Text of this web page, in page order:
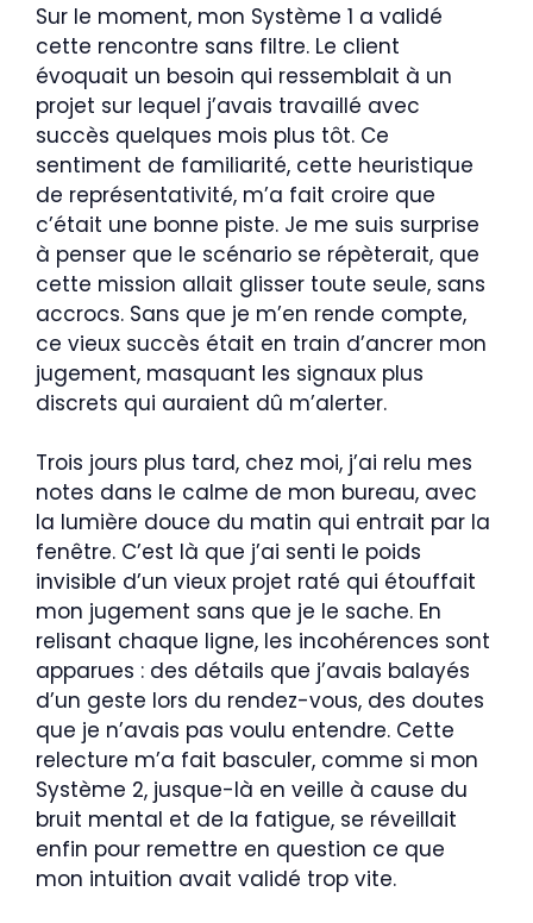
Sur le moment, mon Système 1 a validé
cette rencontre sans filtre. Le client
évoquait un besoin qui ressemblait à un
projet sur lequel j’avais travaillé avec
succès quelques mois plus tôt. Ce
sentiment de familiarité, cette heuristique
de représentativité, m’a fait croire que
c’était une bonne piste. Je me suis surprise
à penser que le scénario se répèterait, que
cette mission allait glisser toute seule, sans
accrocs. Sans que je m’en rende compte,
ce vieux succès était en train d’ancrer mon
jugement, masquant les signaux plus
discrets qui auraient dû m’alerter.
Trois jours plus tard, chez moi, j’ai relu mes
notes dans le calme de mon bureau, avec
la lumière douce du matin qui entrait par la
fenêtre. C’est là que j’ai senti le poids
invisible d’un vieux projet raté qui étouffait
mon jugement sans que je le sache. En
relisant chaque ligne, les incohérences sont
apparues : des détails que j’avais balayés
d’un geste lors du rendez-vous, des doutes
que je n’avais pas voulu entendre. Cette
relecture m’a fait basculer, comme si mon
Système 2, jusque-là en veille à cause du
bruit mental et de la fatigue, se réveillait
enfin pour remettre en question ce que
mon intuition avait validé trop vite.